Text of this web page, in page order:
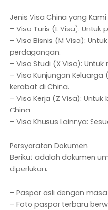
Jenis Visa China yang Kami
– Visa Turis (L Visa): Untuk
– Visa Bisnis (M Visa):
perdagangan.
– Visa Studi (X Visa):
– Visa Kunjungan Keluarga
kerabat di China.
– Visa Kerja (Z Visa):
China.
– Visa Khusus Lainnya:
Persyaratan Dokumen
Berikut adalah dokumen
diperlukan:
– Paspor asli dengan
– Foto paspor terbaru